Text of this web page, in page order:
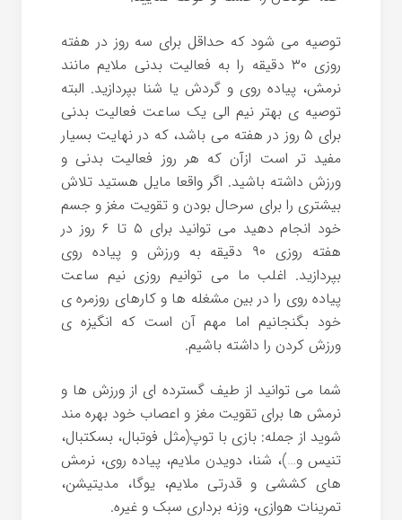
توصیه می شود که حداقل برای سه روز در هفته
روزی ۳۰ دقیقه را به فعالیت بدنی ملایم مانند
نرمش، پیاده روی و گردش یا شنا بپردازید. البته
توصیه ی بهتر نیم الی یک ساعت فعالیت بدنی
برای ۵ روز در هفته می باشد، که در نهایت بسیار
مفید تر است ازآن که هر روز فعالیت بدنی و
ورزش داشته باشید. اگر واقعا مایل هستید تلاش
بیشتری را برای سرحال بودن و تقویت مغز و جسم
خود انجام دهید می توانید برای ۵ تا ۶ روز در
هفته روزی ۹۰ دقیقه به ورزش و پیاده روی
بپردازید. اغلب ما می توانیم روزی نیم ساعت
پیاده روی را در بین مشغله ها و کارهای روزمره ی
خود بگنجانیم اما مهم آن است که انگیزه ی
ورزش کردن را داشته باشیم.
شما می توانید از طیف گسترده ای از ورزش ها و
نرمش ها برای تقویت مغز و اعصاب خود بهره مند
شوید از جمله: بازی با توپ(مثل فوتبال، بسکتبال،
تنیس و…)، شنا، دویدن ملایم، پیاده روی، نرمش
های کششی و قدرتی ملایم، یوگا، مدیتیشن،
تمرینات هوازی، وزنه برداری سبک و غیره.